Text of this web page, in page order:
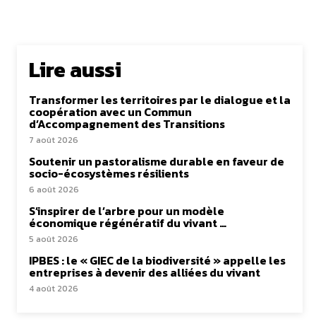
Lire aussi
Transformer les territoires par le dialogue et la
coopération avec un Commun
d’Accompagnement des Transitions
7 août 2026
Soutenir un pastoralisme durable en faveur de
socio-écosystèmes résilients
6 août 2026
S’inspirer de l’arbre pour un modèle
économique régénératif du vivant …
5 août 2026
IPBES : le « GIEC de la biodiversité » appelle les
entreprises à devenir des alliées du vivant
4 août 2026